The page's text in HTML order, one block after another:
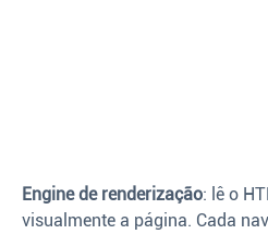
Engine de renderização: lê o
visualmente a página. Cada